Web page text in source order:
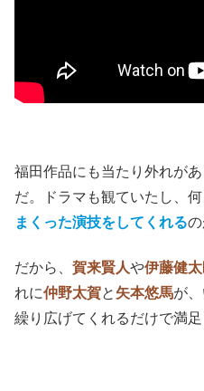
福田作品にも当たり外れが
だ。ドラマも観ていたし、
まくった演技をしてくれるの
だから、賀来賢人や伊藤健太
れに仲野太賀と 矢本悠馬が
繰り広げてくれるだけで満足